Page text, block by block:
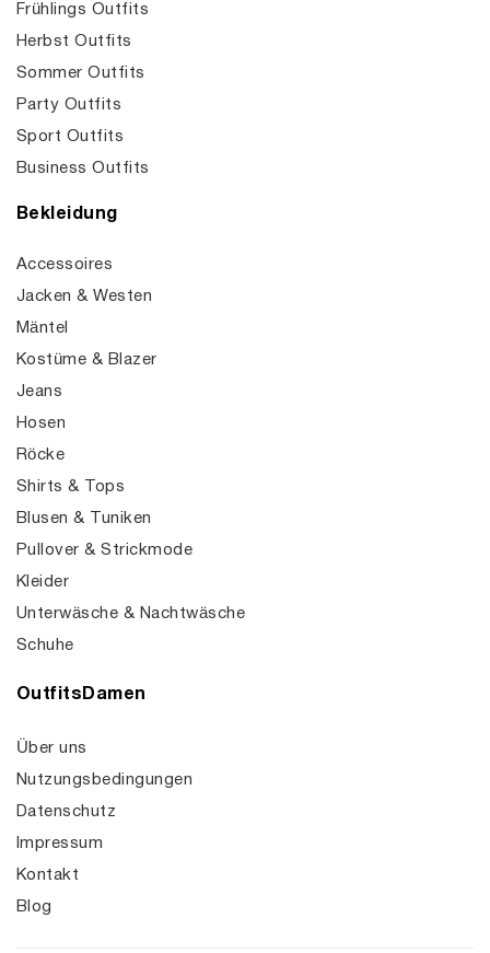
Frühlings Outfits
Herbst Outfits
Sommer Outfits
Party Outfits
Sport Outfits
Business Outfits
Bekleidung
Accessoires
Jacken & Westen
Mäntel
Kostüme & Blazer
Jeans
Hosen
Röcke
Shirts & Tops
Blusen & Tuniken
Pullover & Strickmode
Kleider
Unterwäsche & Nachtwäsche
Schuhe
OutfitsDamen
Über uns
Nutzungsbedingungen
Datenschutz
Impressum
Kontakt
Blog